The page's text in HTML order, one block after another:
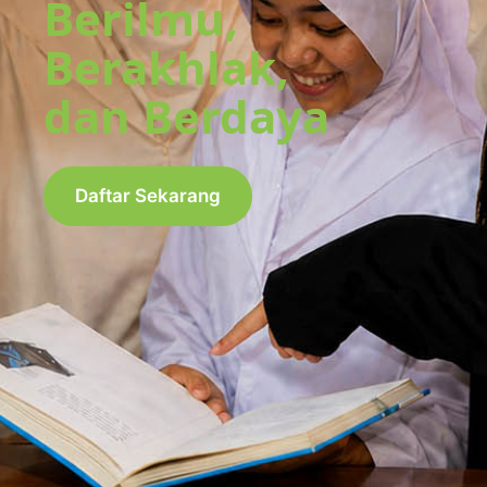
Berilmu,
Berakhlak,
dan Berdaya
Daftar Sekarang